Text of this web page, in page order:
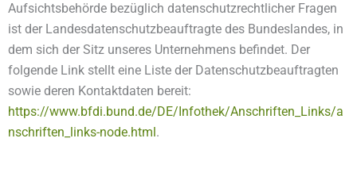
Aufsichtsbehörde bezüglich datenschutzrechtlicher Fragen
ist der Landesdatenschutzbeauftragte des Bundeslandes, in
dem sich der Sitz unseres Unternehmens befindet. Der
folgende Link stellt eine Liste der Datenschutzbeauftragten
sowie deren Kontaktdaten bereit:
https://www.bfdi.bund.de/DE/Infothek/Anschriften_Links/a
nschriften_links-node.html.